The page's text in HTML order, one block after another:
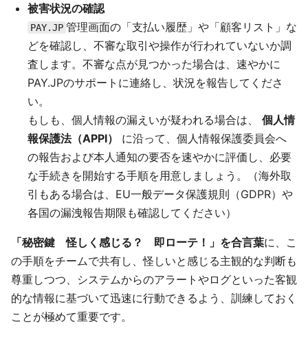
被害状況の確認
PAY.JP 管理画面の「支払い履歴」や「顧客リスト」な
どを確認し、不審な取引や操作が行われていないか調
査します。不審な点が見つかった場合は、速やかに
PAY.JPのサポートに連絡し、状況を報告してくださ
い。
もしも、個人情報の漏えいが疑われる場合は、 個人情
報保護法（APPI）
に沿って、個人情報保護委員会へ
の報告および本人通知の要否を速やかに評価し、必要
な手続きを開始する手順を用意しましょう。（海外取
引もある場合は、EU一般データ保護規則（GDPR）や
各国の漏洩報告期限も確認してください）
「秘密鍵 怪しく感じる？ 即ローテ！」を合言葉に、こ
の手順をチームで共有し、怪しいと感じる主観的な判断も
尊重しつつ、システムからのアラートやログといった客観
的な情報に基づいて迅速に行動できるよう、訓練しておく
ことが極めて重要です。